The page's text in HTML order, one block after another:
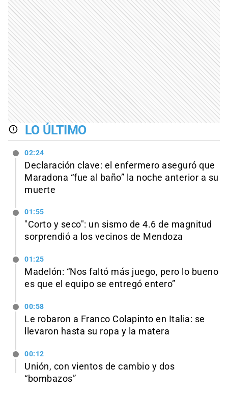
LO ÚLTIMO
02:24
Declaración clave: el enfermero aseguró que
Maradona “fue al baño” la noche anterior a su
muerte
01:55
"Corto y seco": un sismo de 4.6 de magnitud
sorprendió a los vecinos de Mendoza
01:25
Madelón: “Nos faltó más juego, pero lo bueno
es que el equipo se entregó entero”
00:58
Le robaron a Franco Colapinto en Italia: se
llevaron hasta su ropa y la matera
00:12
Unión, con vientos de cambio y dos
“bombazos”